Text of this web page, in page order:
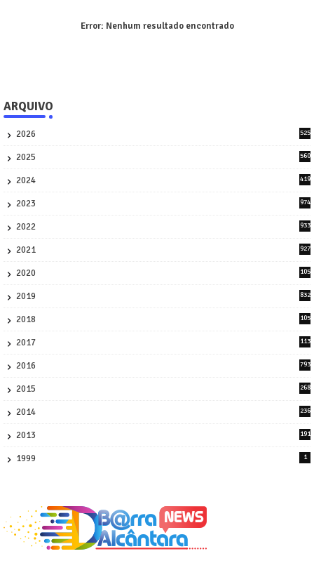
Error: Nenhum resultado encontrado
ARQUIVO
2026
525
2025
560
2024
419
2023
974
2022
933
2021
927
2020
105
2019
832
2018
105
2017
113
2016
793
2015
268
2014
236
2013
191
1999 1